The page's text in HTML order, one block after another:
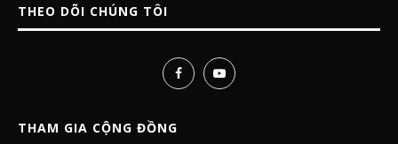
THEO DÕI CHÚNG TÔI
THAM GIA CỘNG ĐỒNG